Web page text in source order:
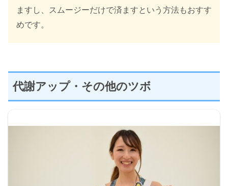
ますし、スムージーだけで済ますという方法もおすす
めです。
代謝アップ・その他のツボ